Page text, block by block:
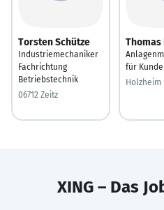
Torsten Schütze
Industriemechaniker
Fachrichtung
Betriebstechnik
06712 Zeitz
Thomas
für
Holzheim
XING – Das